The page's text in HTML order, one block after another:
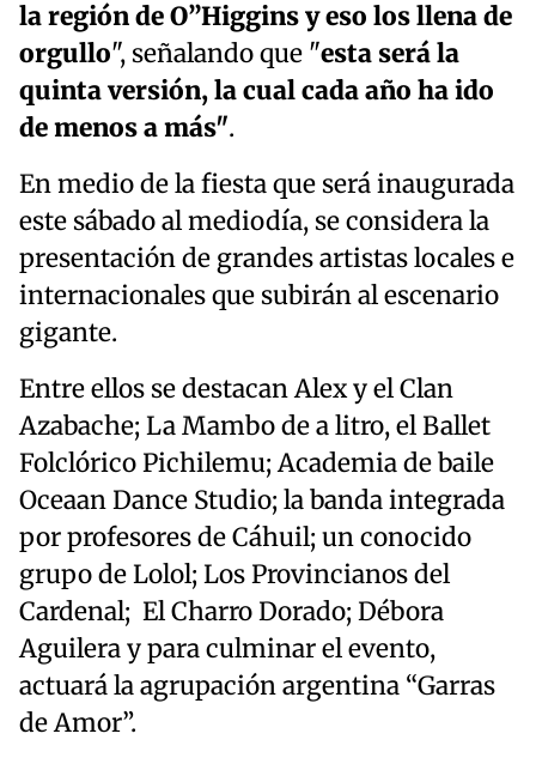
la región de O”Higgins y eso los llena de
orgullo", señalando que "esta será la
quinta versión, la cual cada año ha ido
de menos a más".
En medio de la fiesta que será inaugurada
este sábado al mediodía, se considera la
presentación de grandes artistas locales e
internacionales que subirán al escenario
gigante.
Entre ellos se destacan Alex y el Clan
Azabache; La Mambo de a litro, el Ballet
Folclórico Pichilemu; Academia de baile
Oceaan Dance Studio; la banda integrada
por profesores de Cáhuil; un conocido
grupo de Lolol; Los Provincianos del
Cardenal; El Charro Dorado; Débora
Aguilera y para culminar el evento,
actuará la agrupación argentina “Garras
de Amor”.